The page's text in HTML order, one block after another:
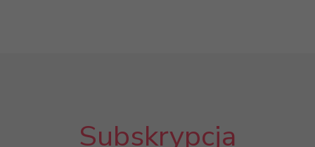
Subskrypcja